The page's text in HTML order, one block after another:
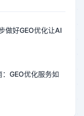
做好GEO优化让AI
GEO优化服务如